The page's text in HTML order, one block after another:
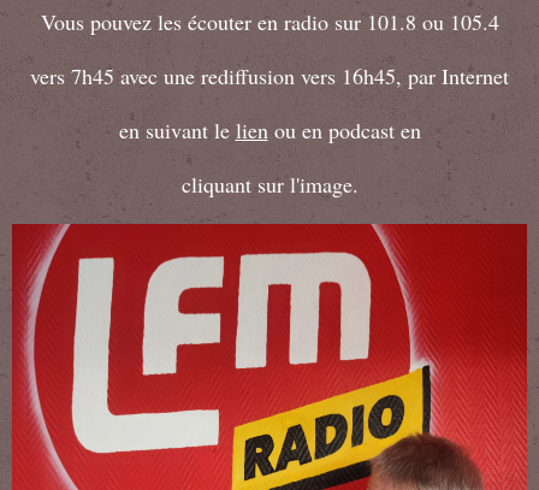
Vous pouvez les écouter en radio sur 101.8 ou 105.4
vers 7h45 avec une rediffusion vers 16h45, par Internet
en suivant le lienou en podcast en
cliquant sur l'image.